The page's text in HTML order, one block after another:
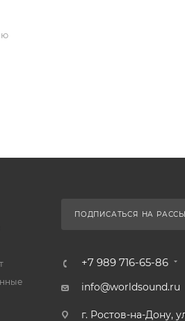
ПОДПИСАТЬСЯ НА
+7 989 716-65-86
info@worldsound.ru
г. Ростов-на-Дону,